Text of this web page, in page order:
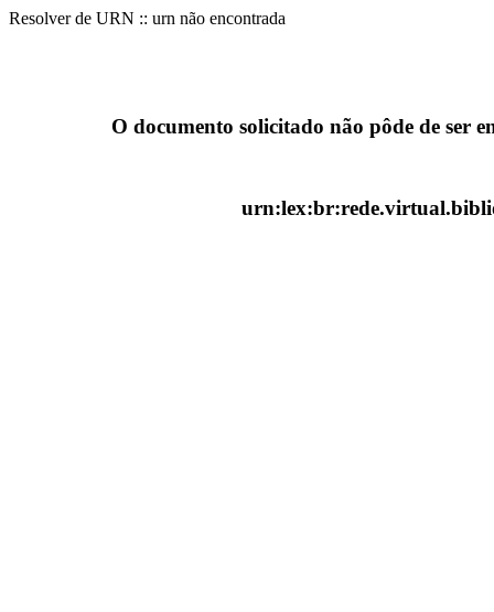
Resolver de URN :: urn não encontrada
O documento solicitado não pôde de ser